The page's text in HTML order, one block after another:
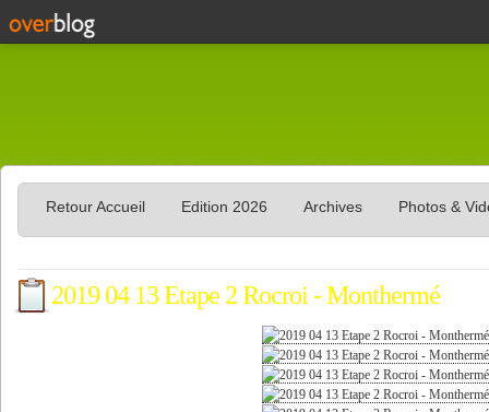
Retour Accueil Edition 2026 Archives Photos &
2019 04 13 Etape 2 Rocroi - Monthermé